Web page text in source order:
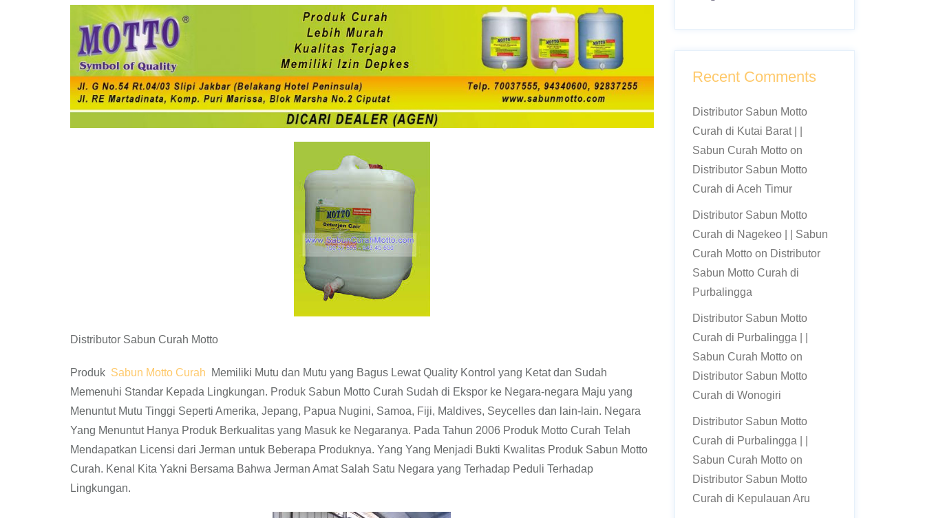
Distributor Sabun Curah Motto
Produk Sabun Motto Curah
Memiliki Mutu dan Mutu yang Bagus Lewat Quality Kontrol yang Ketat dan Sudah
Memenuhi Standar Kepada Lingkungan. Produk Sabun Motto Curah Sudah di Ekspor ke Negara-negara Maju yang
Menuntut Mutu Tinggi Seperti Amerika, Jepang, Papua Nugini, Samoa, Fiji, Maldives, Seycelles dan lain-lain. Negara
Yang Menuntut Hanya Produk Berkualitas yang Masuk ke Negaranya. Pada Tahun 2006 Produk Motto Curah Telah
Mendapatkan Licensi dari Jerman untuk Beberapa Produknya. Yang Yang Menjadi Bukti Kwalitas Produk Sabun Motto
Curah. Kenal Kita Yakni Bersama Bahwa Jerman Amat Salah Satu Negara yang Terhadap Peduli Terhadap
Lingkungan.
Recent Comments
Distributor Sabun Motto
Curah di Kutai Barat | |
Sabun Curah Mottoon
Distributor Sabun Motto
Curah di Aceh Timur
Distributor Sabun Motto
Curah di Nagekeo | | Sabun
Curah Mottoon Distributor
Sabun Motto Curah di
Purbalingga
Distributor Sabun Motto
Curah di Purbalingga | |
Sabun Curah Mottoon
Distributor Sabun Motto
Curah di Wonogiri
Distributor Sabun Motto
Curah di Purbalingga | |
Sabun Curah Mottoon
Distributor Sabun Motto
Curah di Kepulauan Aru